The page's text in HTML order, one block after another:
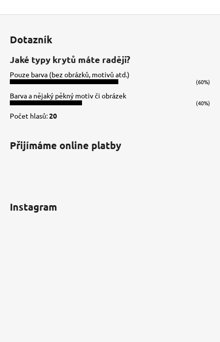
Dotazník
Jaké typy krytů máte raději?
Pouze barva (bez obrázků, motivů atd.)
(60%)
Barva a nějaký pěkný motiv či obrázek
(40%)
Počet hlasů:20
Přijímáme online platby
Instagram